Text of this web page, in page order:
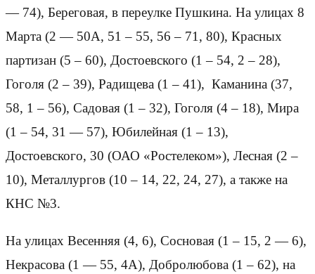
— 74), Береговая, в переулке Пушкина. На улицах 8
Марта (2 — 50А, 51 – 55, 56 – 71, 80), Красных
партизан (5 – 60), Достоевского (1 – 54, 2 – 28),
Гоголя (2 – 39), Радищева (1 – 41), Каманина (37,
58, 1 – 56), Садовая (1 – 32), Гоголя (4 – 18), Мира
(1 – 54, 31 — 57), Юбилейная (1 – 13),
Достоевского, 30 (ОАО «Ростелеком»), Лесная (2 –
10), Металлургов (10 – 14, 22, 24, 27), а также на
КНС №3.
На улицах Весенняя (4, 6), Сосновая (1 – 15, 2 — 6),
Некрасова (1 — 55, 4А), Добролюбова (1 – 62), на